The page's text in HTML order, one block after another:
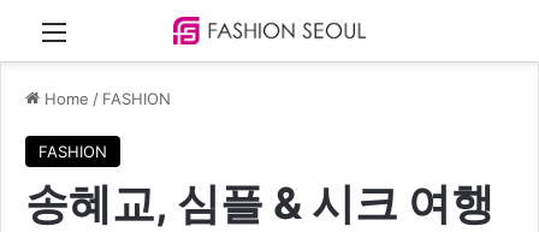
Menu
Home / FASHION
FASHION
송혜교, 심플 & 시크 여행